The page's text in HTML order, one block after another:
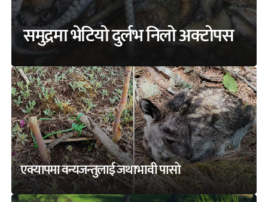
समुद्रमा भेटियो दुर्लभ निलो अक्टोपस
एक्यापमा वन्यजन्तुलाई जथाभावी पासो